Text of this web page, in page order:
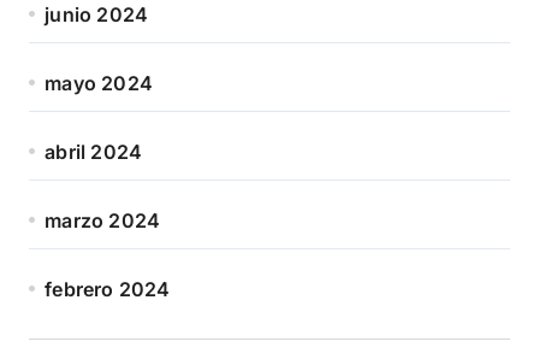
junio 2024
mayo 2024
abril 2024
marzo 2024
febrero 2024